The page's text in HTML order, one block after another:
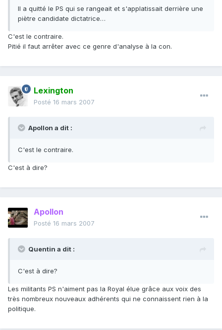
Il a quitté le PS qui se rangeait et s'applatissait derrière une
piètre candidate dictatrice…
C'est le contraire.
Pitié il faut arrêter avec ce genre d'analyse à la con.
Lexington
Posté 16 mars 2007
Apollon a dit :
C'est le contraire.
C'est à dire?
Apollon
Posté 16 mars 2007
Quentin a dit :
C'est à dire?
Les militants PS n'aiment pas la Royal élue grâce aux voix des
très nombreux nouveaux adhérents qui ne connaissent rien à la
politique.